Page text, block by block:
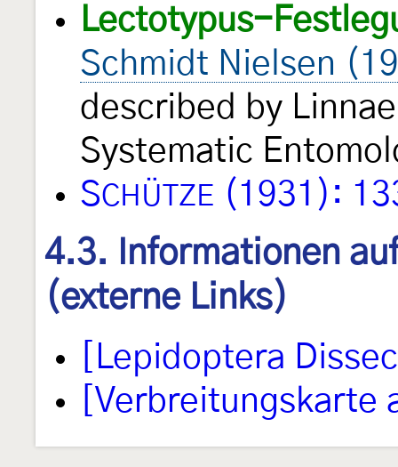
Lectotypus-
Schmidt Nielsen
described by
Systematic
SCHÜTZE (1931):
4.3. Informationen
(externe Links)
[Lepidoptera